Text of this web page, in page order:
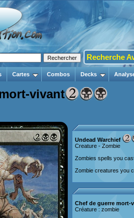
Recherche
Cartes Combos Decks
vivant
Undead Warchief
Creature - Zombie
Zombies spells you
Zombie creatures you
Chef de guerre mort-
Créature : zombie